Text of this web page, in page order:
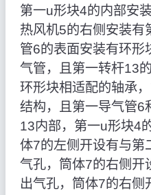
第一u形块4的内部安
热风机5的右侧安装有
管6的表面安装有环形
气管，且第一转杆13
环形块相适配的轴承
结构，且第一导气管6
13内部，第一u形块4
体7的左侧开设有与第
气孔，筒体7的右侧开
出气孔，筒体7的右侧